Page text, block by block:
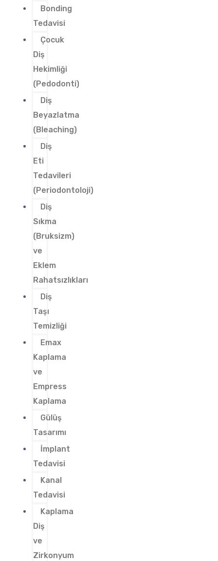
Bonding
Tedavisi
Çocuk
Diş
Hekimliği
(Pedodonti)
Diş
Beyazlatma
(Bleaching)
Diş
Eti
Tedavileri
(Periodontoloji)
Diş
Sıkma
(Bruksizm)
ve
Eklem
Rahatsızlıkları
Diş
Taşı
Temizliği
Emax
Kaplama
ve
Empress
Kaplama
Gülüş
Tasarımı
İmplant
Tedavisi
Kanal
Tedavisi
Kaplama
Diş
ve
Zirkonyum